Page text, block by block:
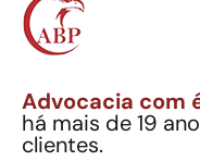
Advocacia com
há mais de 19
clientes.